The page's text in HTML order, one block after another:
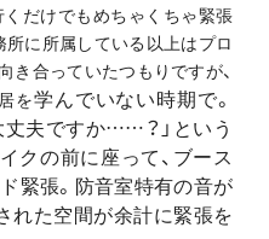
だけでもめちゃくちゃ緊張
に所属している以上はプロ
き合っていたつもりですが、
を学んでいない時期で。
丈夫ですか……？」という
クの前に座って、ブース
緊張。防音室特有の音が
れた空間が余計に緊張を